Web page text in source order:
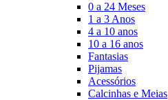
0 a 24 Meses
1 a 3 Anos
4 a 10 anos
10 a 16 anos
Fantasias
Pijamas
Acessórios
Calcinhas e Meias